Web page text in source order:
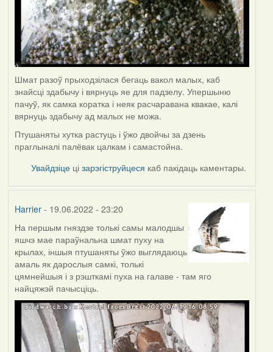
Шмат разоў прыходзілася бегаць вакол малых, каб
знайсці здабычу і вярнуць яе для падзелу. Упершыню
пачуў, як самка коратка і неяк расчаравана квакае, калі
вярнуць здабычу ад малых не можа.
Птушаняты хутка растуць і ўжо двойчы за дзень
праглыналі палёвак цалкам і самастойна.
Увайдзіце цізарэгіструйцеся каб пакідаць каментары.
Harrier- 19.06.2022 - 23:20
На першым гняздзе толькі самы малодшы
яшчэ мае параўнальна шмат пуху на
крылах, іншыя птушаняты ўжо выглядаюць
амаль як дарослыя самкі, толькі
цямнейшыя і з рэшткамі пуха на галаве - там яго
найцяжэй пачысціць.